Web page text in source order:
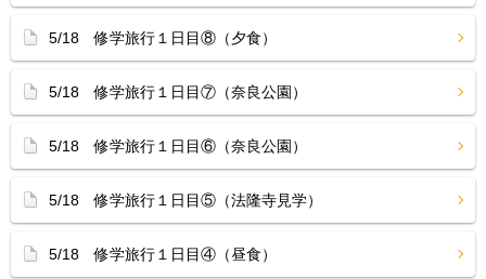
5/18 修学旅行１日目⑧（夕食）
5/18 修学旅行１日目⑦（奈良公園）
5/18 修学旅行１日目⑥（奈良公園）
5/18 修学旅行１日目⑤（法隆寺見学）
5/18 修学旅行１日目④（昼食）